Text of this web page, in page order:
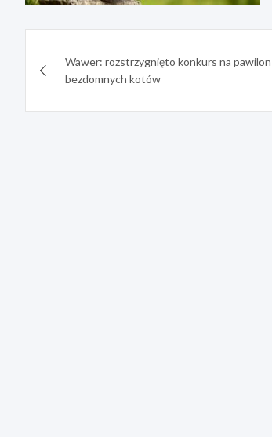
wpisuWawer: rozstrzygnięto konkurs na pawilon
bezdomnych kotów